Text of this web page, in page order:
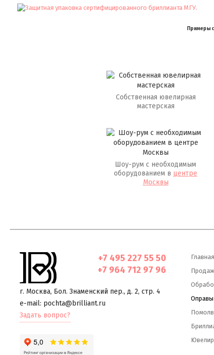
Примеры
Собственная ювелирная
мастерская
Шоу-рум с необходимым
оборудованием в центре
Москвы
+7 495 227 55 50
+7 964 712 97 96
г. Москва, Бол. Знаменский пер., д. 2, стр. 4
e-mail: pochta@brilliant.ru
Задать вопрос?
Главная
Оправы